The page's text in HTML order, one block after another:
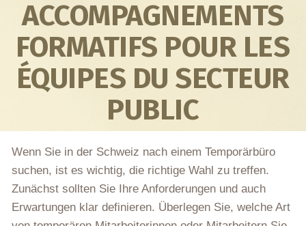
ACCOMPAGNEMENTS
FORMATIFS POUR LES
ÉQUIPES DU SECTEUR
PUBLIC
Wenn Sie in der Schweiz nach einem Temporärbüro
suchen, ist es wichtig, die richtige Wahl zu treffen.
Zunächst sollten Sie Ihre Anforderungen und auch
Erwartungen klar definieren. Überlegen Sie, welche Art